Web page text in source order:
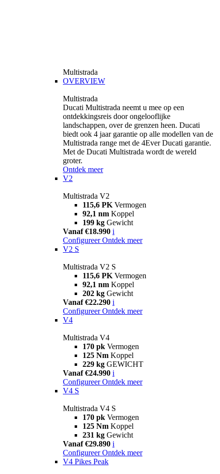
Multistrada
OVERVIEW
Multistrada
Ducati Multistrada neemt u mee op een
ontdekkingsreis door ongelooflijke
landschappen, over de grenzen heen. Ducati
biedt ook 4 jaar garantie op alle modellen van de
Multistrada range met de 4Ever Ducati garantie.
Met de Ducati Multistrada wordt de wereld
groter.
Ontdek meer
V2
Multistrada V2
115,6 PK Vermogen
92,1 nm Koppel
199 kg Gewicht
Vanaf €18.990 i
Configureer Ontdek meer
V2 S
Multistrada V2 S
115,6 PK Vermogen
92,1 nm Koppel
202 kg Gewicht
Vanaf €22.290 i
Configureer Ontdek meer
V4
Multistrada V4
170 pk Vermogen
125 Nm Koppel
229 kg GEWICHT
Vanaf €24.990 i
Configureer Ontdek meer
V4 S
Multistrada V4 S
170 pk Vermogen
125 Nm Koppel
231 kg Gewicht
Vanaf €29.890 i
Configureer Ontdek meer
V4 Pikes Peak